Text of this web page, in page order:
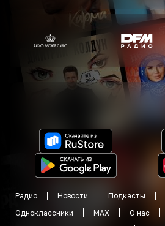
Радио Новости Подкасты
Одноклассники
MAX О нас